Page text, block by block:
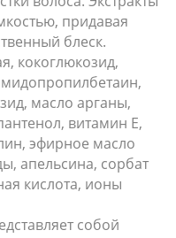
придавая
блеск.
кокоглюкозид,
масло арганы,
витамин Е,
эфирное масло
апельсина, сорбат
кислота, ионы
собой